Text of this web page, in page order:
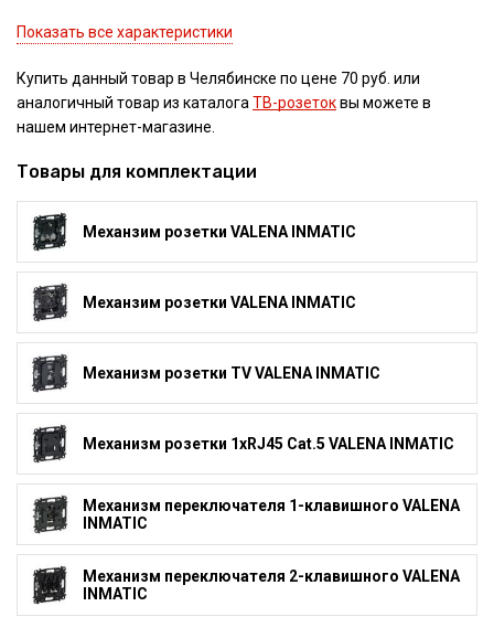
Показать все характеристики
Купить данный товар в Челябинске по цене 70 руб. или
аналогичный товар из каталогаТВ-розетоквы можете в
нашем интернет-магазине.
Товары для комплектации
Механзим розетки VALENA INMATIC
Механзим розетки VALENA INMATIC
Механизм розетки TV VALENA INMATIC
Механизм розетки 1xRJ45 Cat.5 VALENA INMATIC
Механизм переключателя 1-клавишного VALENA
INMATIC
Механизм переключателя 2-клавишного VALENA
INMATIC